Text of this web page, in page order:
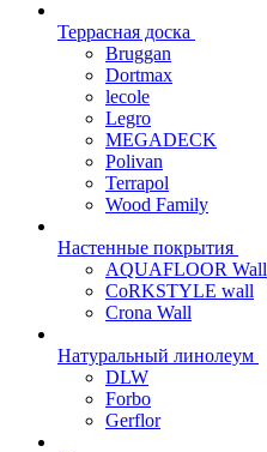
Террасная доска
Bruggan
Dortmax
lecole
Legro
MEGADECK
Polivan
Terrapol
Wood Family
Настенные покрытия
AQUAFLOOR Wall
CoRKSTYLE wall
Crona Wall
Натуральный линолеум
DLW
Forbo
Gerflor